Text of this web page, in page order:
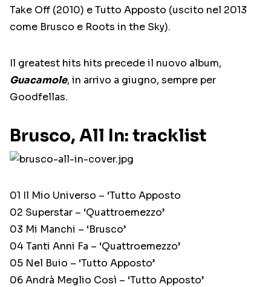
Take Off (2010) e Tutto Apposto (uscito nel 2013
come Brusco e Roots in the Sky).
Il greatest hits hits precede il nuovo album,
Guacamole, in arrivo a giugno, sempre per
Goodfellas.
Brusco, All In: tracklist
01 Il Mio Universo – ‘Tutto Apposto
02 Superstar – ‘Quattroemezzo’
03 Mi Manchi – ‘Brusco’
04 Tanti Anni Fa – ‘Quattroemezzo’
05 Nel Buio – ‘Tutto Apposto’
06 Andrà Meglio Così – ‘Tutto Apposto’